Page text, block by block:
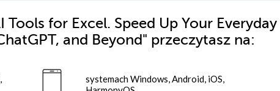
for Excel. Speed Up Your Everyday
and Beyond" przeczytasz na:
systemach Windows, Android, iOS,